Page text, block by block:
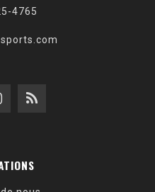
4765